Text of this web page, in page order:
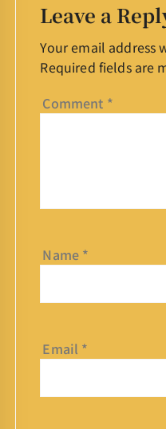
Leave a
Your email address
Required fields are
Comment *
Name *
Email *